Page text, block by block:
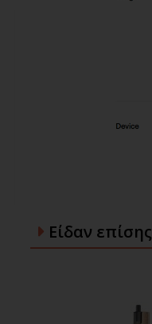
Είδαν επίσης